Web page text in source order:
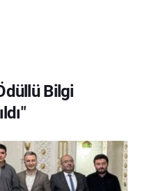
Bilgi